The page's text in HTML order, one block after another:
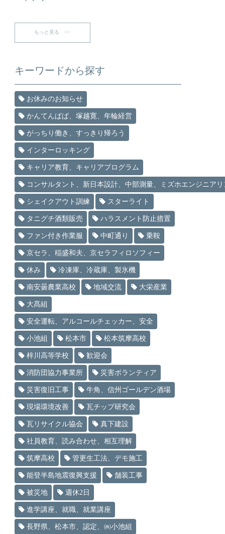
もっと見る >>
キーワードから探す
お休みのお知らせ
かんてんぱぱ、塚越寛、年輪経営
がっちり働き、すっきり帰ろう
インターロッキング
キャリア教育、キャリアプログラム
コンサルタント、新日本設計、中部測量、ミズホエンジニアリ
シェイクアウト訓練 スターライト
タニグチ酒類販売 ハラスメント防止措置
ファン付き作業服 中町通り 乗鞍
京セラ、稲盛和夫、京セラフィロソフィー
休み 冷凍庫、冷蔵庫、製氷機
南安曇農業高校 地域交流 大栄産業
大髙組
安全運転、アルコールチェッカー、安全
小池組 松本市 松本筑摩高校
梓川高等学校 歓迎会
消防団協力事業所 災害ボランティア
災害復旧工事 牛角、信州ゴールデン酒場
現場環境改善 瓦チップ研究会
瓦リサイクル協会 真下建設
社員教育、読み合わせ、相互理解
筑摩高校 管更生工法、デモ施工
能登半島地震復興支援 舗装工事
被災地 週休2日
進学講座、就職、就業講座
長野県、松本市、認定、㈱小池組